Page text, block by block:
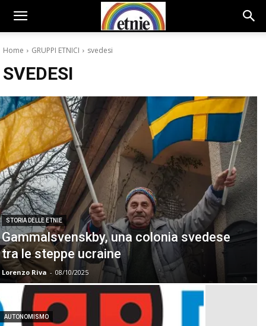
Home GRUPPI ETNICI svedesi
SVEDESI
STORIA DELLE ETNIE
Gammalsvenskby, una colonia svedese
tra le steppe ucraine
Lorenzo Riva - 08/10/2025
AUTONOMISMO